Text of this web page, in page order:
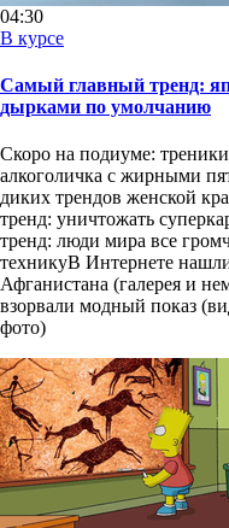
04:30
В курсе
Самый главный тренд:
дырками по умолчанию
Скоро на подиуме:
алкоголичка с жирными
диких трендов женской
тренд: уничтожать
тренд: люди мира все
техникуВ Интернете
Афганистана (галерея и
взорвали модный показ
фото)